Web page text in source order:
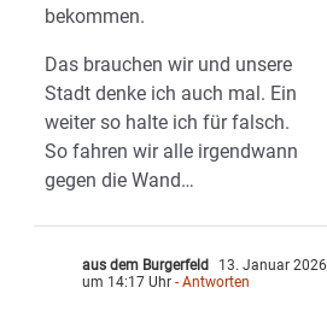
bekommen.
Das brauchen wir und unsere
Stadt denke ich auch mal. Ein
weiter so halte ich für falsch.
So fahren wir alle irgendwann
gegen die Wand…
aus dem Burgerfeld
13. Januar 2026
um 14:17 Uhr - Antworten